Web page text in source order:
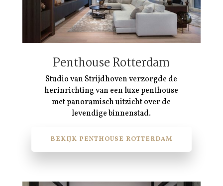
Penthouse Rotterdam
Studio van Strijdhoven verzorgde de
herinrichting van een luxe penthouse
met panoramisch uitzicht over de
levendige binnenstad.
BEKIJK PENTHOUSE ROTTERDAM